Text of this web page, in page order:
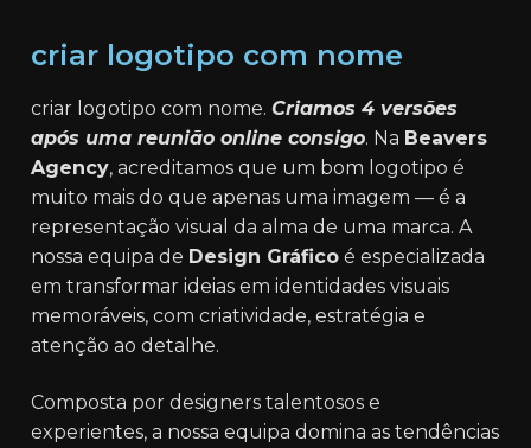
criar logotipo com nome
criar logotipo com nome. Criamos 4 versões
após uma reunião online consigo. Na Beavers
Agency, acreditamos que um bom logotipo é
muito mais do que apenas uma imagem — é a
representação visual da alma de uma marca. A
nossa equipa de Design Gráfico é especializada
em transformar ideias em identidades visuais
memoráveis, com criatividade, estratégia e
atenção ao detalhe.
Composta por designers talentosos e
experientes, a nossa equipa domina as tendências